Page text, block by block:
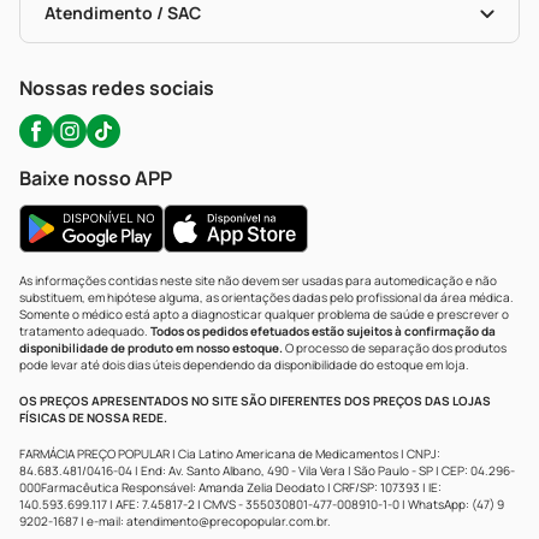
Políticas De Marketplace
Portal Da Privacidade
Atendimento / SAC
Nossas redes sociais
Baixe nosso APP
As informações contidas neste site não devem ser usadas para automedicação e não
substituem, em hipótese alguma, as orientações dadas pelo profissional da área médica.
Somente o médico está apto a diagnosticar qualquer problema de saúde e prescrever o
tratamento adequado. Todos os pedidos efetuados estão sujeitos à confirmação da
disponibilidade de produto em nosso estoque.O processo de separação dos produtos
pode levar até dois dias úteis dependendo da disponibilidade do estoque em loja.
OS PREÇOS APRESENTADOS NO SITE SÃO DIFERENTES DOS PREÇOS DAS LOJAS
FÍSICAS DE NOSSA REDE.
FARMÁCIA PREÇO POPULAR | Cia Latino Americana de Medicamentos | CNPJ:
84.683.481/0416-04 | End: Av. Santo Albano, 490 - Vila Vera | São Paulo - SP | CEP: 04.296-
000Farmacêutica Responsável: Amanda Zelia Deodato | CRF/SP: 107393 | IE:
140.593.699.117 | AFE: 7.45817-2 | CMVS - 355030801-477-008910-1-0 | WhatsApp: (47) 9
9202-1687 | e-mail: atendimento@precopopular.com.br.